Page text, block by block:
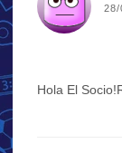
28/
Hola El